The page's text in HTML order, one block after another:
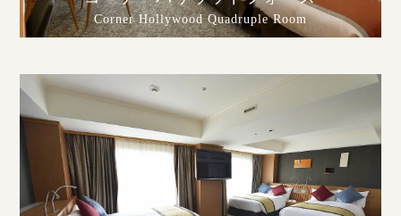
Corner Hollywood Quadruple Room